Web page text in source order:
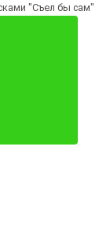
"Съел бы сам"